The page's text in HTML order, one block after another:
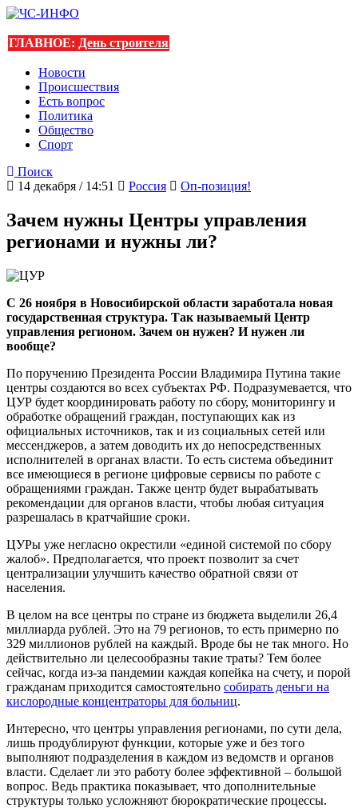
ГЛАВНОЕ: День строителя
Новости
Происшествия
Есть вопрос
Политика
Общество
Спорт
Поиск
14 декабря / 14:51
Россия Оп-позиция!
Зачем нужны Центры управления
регионами и нужны ли?
С 26 ноября в Новосибирской области заработала новая
государственная структура. Так называемый Центр
управления регионом. Зачем он нужен? И нужен ли
вообще?
По поручению Президента России Владимира Путина такие
центры создаются во всех субъектах РФ. Подразумевается, что
ЦУР будет координировать работу по сбору, мониторингу и
обработке обращений граждан, поступающих как из
официальных источников, так и из социальных сетей или
мессенджеров, а затем доводить их до непосредственных
исполнителей в органах власти. То есть система объединит
все имеющиеся в регионе цифровые сервисы по работе с
обращениями граждан. Также центр будет вырабатывать
рекомендации для органов власти, чтобы любая ситуация
разрешалась в кратчайшие сроки.
ЦУРы уже негласно окрестили «единой системой по сбору
жалоб». Предполагается, что проект позволит за счет
централизации улучшить качество обратной связи от
населения.
В целом на все центры по стране из бюджета выделили 26,4
миллиарда рублей. Это на 79 регионов, то есть примерно по
329 миллионов рублей на каждый. Вроде бы не так много. Но
действительно ли целесообразны такие траты? Тем более
сейчас, когда из-за пандемии каждая копейка на счету, и порой
гражданам приходится самостоятельно собирать деньги на
кислородные концентраторы для больниц.
Интересно, что центры управления регионами, по сути дела,
лишь продублируют функции, которые уже и без того
выполняют подразделения в каждом из ведомств и органов
власти. Сделает ли это работу более эффективной – большой
вопрос. Ведь практика показывает, что дополнительные
структуры только усложняют бюрократические процессы.